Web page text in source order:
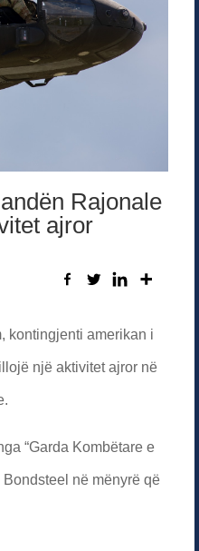
Rajonale
ajror
kontingjenti amerikan i
një aktivitet ajror në
“Garda Kombëtare e
në mënyrë që